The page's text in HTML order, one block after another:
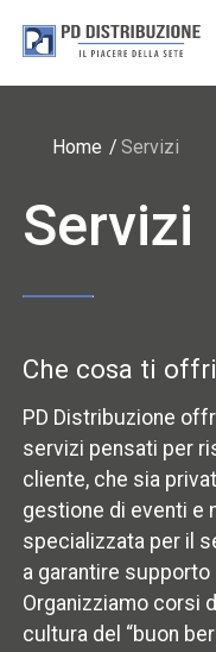
Torna alla
Home Servizi
Servizi
Che cosa ti
PD Distribuzione
servizi pensati per
cliente, che sia
gestione di eventi e
specializzata per il
a garantire
Organizziamo corsi
cultura del “buon